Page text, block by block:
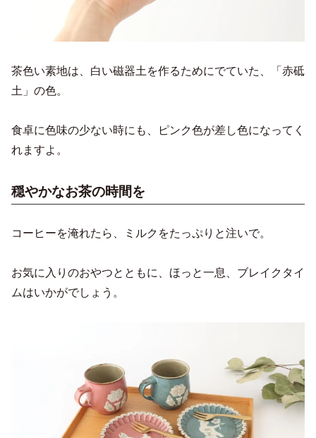
茶色い素地は、白い磁器土を作るためにでていた、「赤砥
土」の色。
食卓に色味の少ない時にも、ピンク色が差し色になってく
れますよ。
穏やかなお茶の時間を
コーヒーを淹れたら、ミルクをたっぷりと注いで。
お気に入りのおやつとともに、ほっと一息、ブレイクタイ
ムはいかがでしょう。